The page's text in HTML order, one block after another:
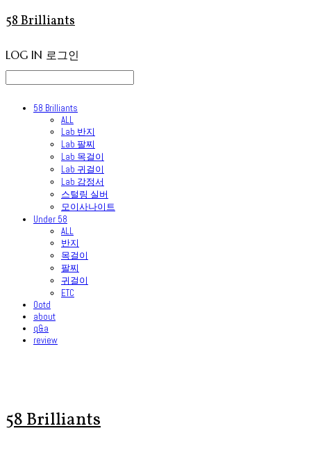
58 Brilliants
LOG IN 로그인
58 Brilliants
ALL
Lab 반지
Lab 팔찌
Lab 목걸이
Lab 귀걸이
Lab 감정서
스털링 실버
모이사나이트
Under 58
ALL
반지
목걸이
팔찌
귀걸이
ETC
Ootd
about
q&a
review
58 Brilliants